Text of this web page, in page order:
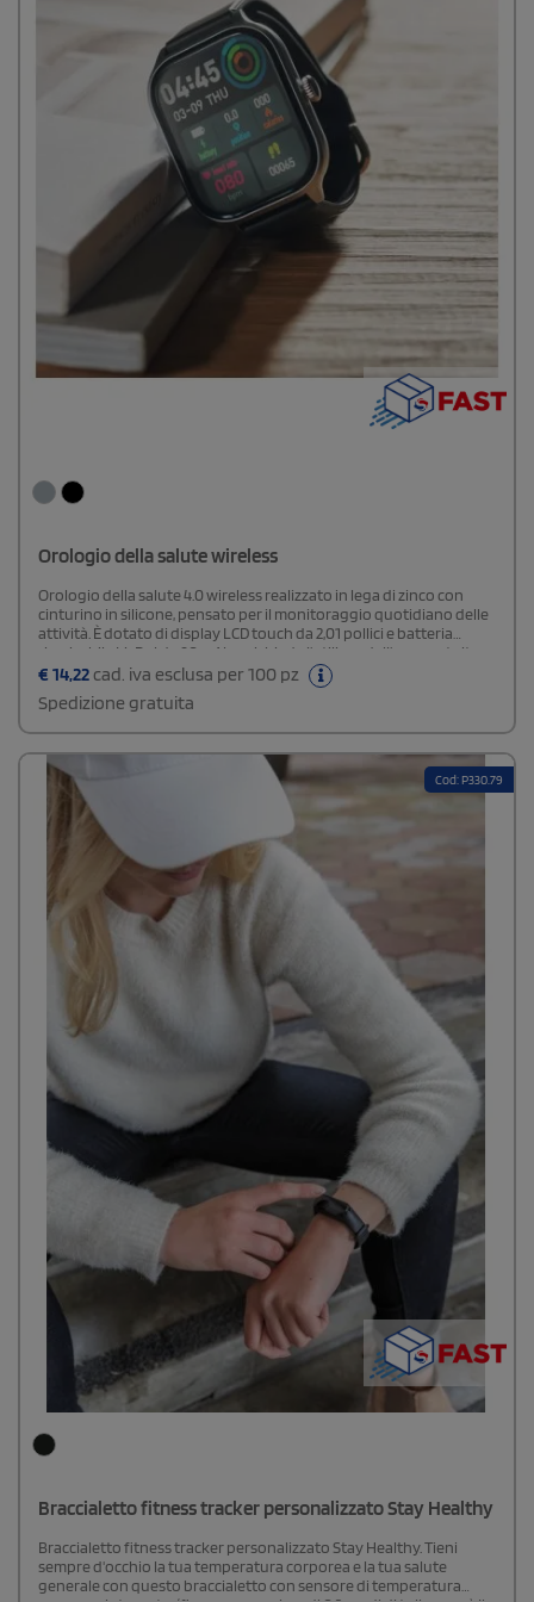
Orologio della salute wireless
Orologio della salute 4.0 wireless realizzato in lega di zinco con
cinturino in silicone, pensato per il monitoraggio quotidiano delle
attività. È dotato di display LCD touch da 2,01 pollici e batteria
ricaricabile Li-Pol da 90 mAh, e richiede l’utilizzo dell’app gratuita
Fitpro, disponibile per dispositivi iOS e Android.
€ 14,22 cad. iva esclusa per 100 pz
Spedizione gratuita
Cod: P330.79
Braccialetto fitness tracker personalizzato Stay Healthy
Braccialetto fitness tracker personalizzato Stay Healthy. Tieni
sempre d'occhio la tua temperatura corporea e la tua salute
generale con questo braccialetto con sensore di temperatura